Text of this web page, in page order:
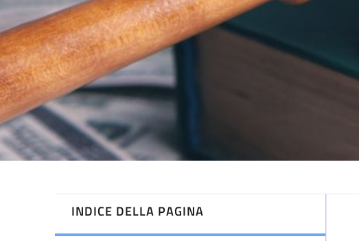
INDICE DELLA PAGINA